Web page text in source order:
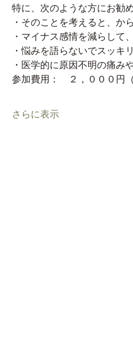
特に、次のような方にお勧め
・そのことを考えると、か
・マイナス感情を減らして
・悩みを語らないでスッキ
・医学的に原因不明の痛み
参加費用：　２，０００
さらに表示